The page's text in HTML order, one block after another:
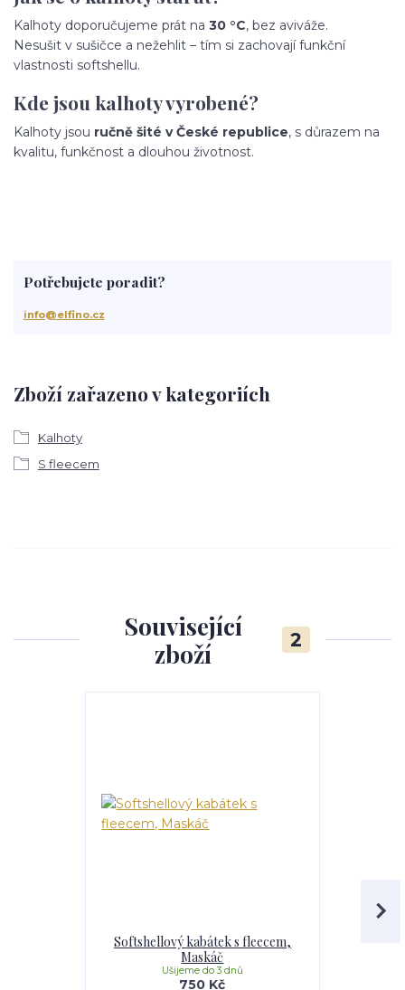
Kalhoty doporučujeme prát na 30 °C, bez aviváže.
Nesušit v sušičce a nežehlit – tím si zachovají funkční
vlastnosti softshellu.
Kde jsou kalhoty vyrobené?
Kalhoty jsou ručně šité v České republice, s důrazem na
kvalitu, funkčnost a dlouhou životnost.
Zboží zařazeno v kategoriích
Kalhoty
S fleecem
Potřebujete poradit?
info@elfino.cz
Související
zboží
2
Softshellový kabátek s fleecem,
Maskáč
750 Kč
Ušijeme do 3 dnů